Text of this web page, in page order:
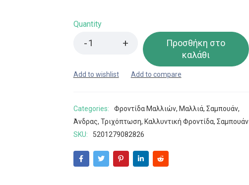
Quantity
Προσθήκη στο
καλάθι
Categories: Φροντίδα Μαλλιών, Μαλλιά, Σαμπουάν,
Άνδρας, Τριχόπτωση, Καλλυντική Φροντίδα, Σαμπουάν
SKU:
5201279082826